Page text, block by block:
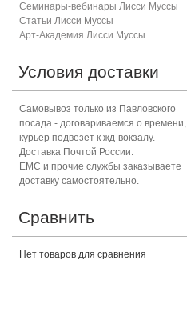
Семинары-вебинары Лисси Муссы
Статьи Лисси Муссы
Арт-Академия Лисси Муссы
Условия доставки
Самовывоз только из Павловского
посада - договариваемся о времени,
курьер подвезет к жд-вокзалу.
Доставка Почтой России.
ЕМС и прочие службы заказываете
доставку самостоятельно.
Сравнить
Нет товаров для сравнения